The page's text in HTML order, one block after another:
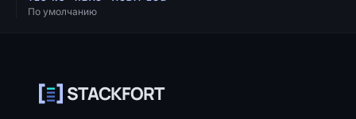
По умолчанию
STACKFORT